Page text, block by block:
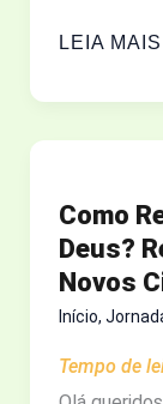
VOCÊ
A
DAS
VENCER
A
E
LEIA MAIS
Como
Deus?
Novos
Início,
Tempo de